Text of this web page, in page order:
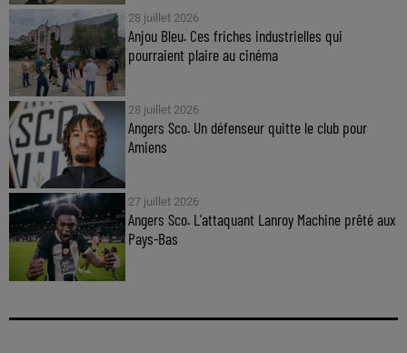
28 juillet 2026
Anjou Bleu. Ces friches industrielles qui
pourraient plaire au cinéma
28 juillet 2026
Angers Sco. Un défenseur quitte le club pour
Amiens
27 juillet 2026
Angers Sco. L'attaquant Lanroy Machine prêté aux
Pays-Bas